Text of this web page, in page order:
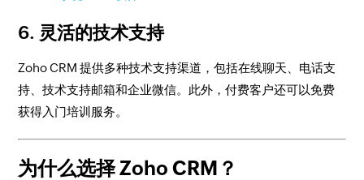
6. 灵活的技术支持
Zoho CRM 提供多种技术支持渠道，包括在线聊天、电话支
持、技术支持邮箱和企业微信。此外，付费客户还可以免费
获得入门培训服务。
为什么选择 Zoho CRM？